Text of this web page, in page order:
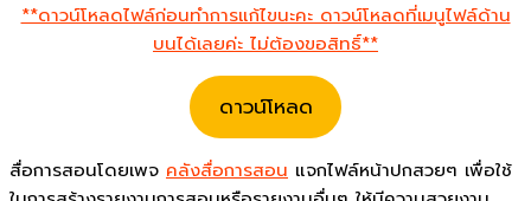
**ดาวน์โหลดไฟล์ก่อนทำการแก้ไขนะคะ ดาวน์โหลดที่เมนูไฟล์ด้าน
บนได้เลยค่ะ ไม่ต้องขอสิทธิ์**
ดาวน์โหลด
สื่อการสอนโดยเพจ คลังสื่อการสอน แจกไฟล์หน้าปกสวยๆ เพื่อใช้